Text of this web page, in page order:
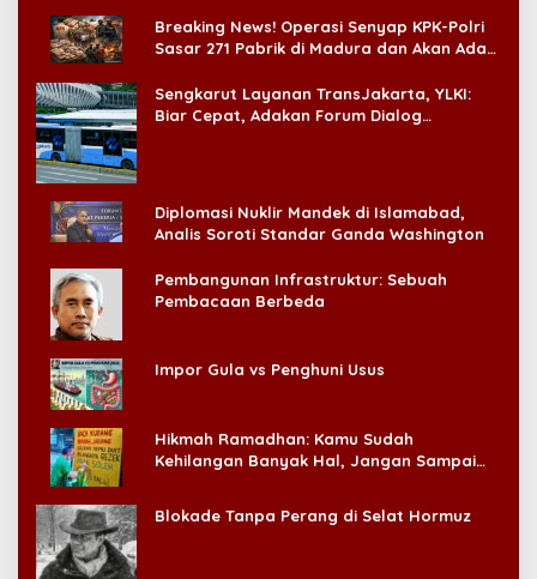
Breaking News! Operasi Senyap KPK-Polri
Sasar 271 Pabrik di Madura dan Akan Ada
Sengkarut Layanan TransJakarta, YLKI:
Biar Cepat, Adakan Forum Dialog
Diplomasi Nuklir Mandek di Islamabad,
Analis Soroti Standar Ganda Washington
Pembangunan Infrastruktur: Sebuah
Pembacaan Berbeda
Impor Gula vs Penghuni Usus
Hikmah Ramadhan: Kamu Sudah
Kehilangan Banyak Hal, Jangan Sampai
Blokade Tanpa Perang di Selat Hormuz